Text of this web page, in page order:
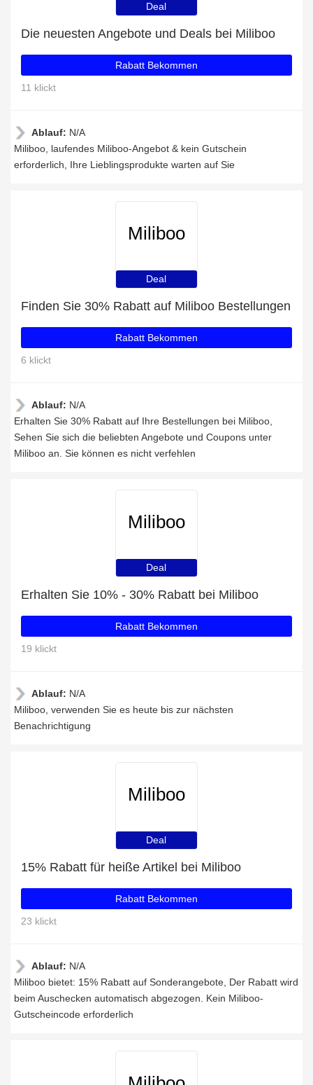
Deal
Die neuesten Angebote und Deals bei Miliboo
Rabatt Bekommen
11 klickt
Ablauf: N/A
Miliboo, laufendes Miliboo-Angebot & kein Gutschein
erforderlich, Ihre Lieblingsprodukte warten auf Sie
Miliboo
Deal
Finden Sie 30% Rabatt auf Miliboo Bestellungen
Rabatt Bekommen
6 klickt
Ablauf: N/A
Erhalten Sie 30% Rabatt auf Ihre Bestellungen bei Miliboo,
Sehen Sie sich die beliebten Angebote und Coupons unter
Miliboo an. Sie können es nicht verfehlen
Miliboo
Deal
Erhalten Sie 10% - 30% Rabatt bei Miliboo
Rabatt Bekommen
19 klickt
Ablauf: N/A
Miliboo, verwenden Sie es heute bis zur nächsten
Benachrichtigung
Miliboo
Deal
15% Rabatt für heiße Artikel bei Miliboo
Rabatt Bekommen
23 klickt
Ablauf: N/A
Miliboo bietet: 15% Rabatt auf Sonderangebote, Der Rabatt wird
beim Auschecken automatisch abgezogen. Kein Miliboo-
Gutscheincode erforderlich